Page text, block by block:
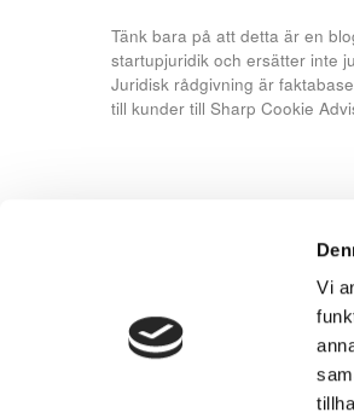
Vi
Tänk bara på att detta är en
startupjuridik och ersätter inte
Juridisk rådgivning är
till kunder till Sharp Cookie